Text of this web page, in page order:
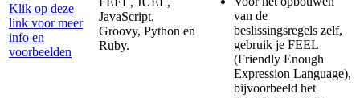
Klik op deze
link voor meer
info en
voorbeelden
JavaScript,
Groovy, Python en
Ruby.
van de
beslissingsregels zelf,
gebruik je FEEL
(Friendly Enough
Expression Language),
bijvoorbeeld het